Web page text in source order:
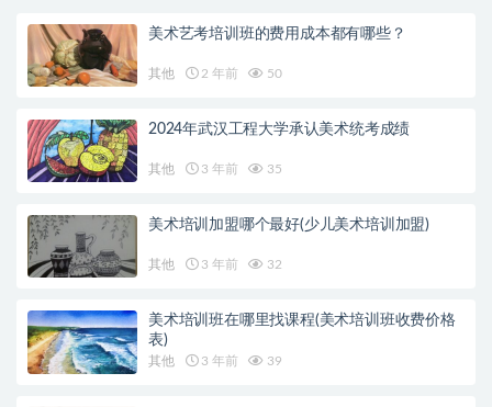
美术艺考培训班的费用成本都有哪些？
其他 2 年前 50
2024年武汉工程大学承认美术统考成绩
其他 3 年前 35
美术培训加盟哪个最好(少儿美术培训加盟)
其他 3 年前 32
美术培训班在哪里找课程(美术培训班收费价格
表)
其他 3 年前 39